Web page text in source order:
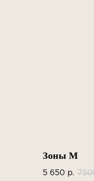
Зоны M
5 650 р.